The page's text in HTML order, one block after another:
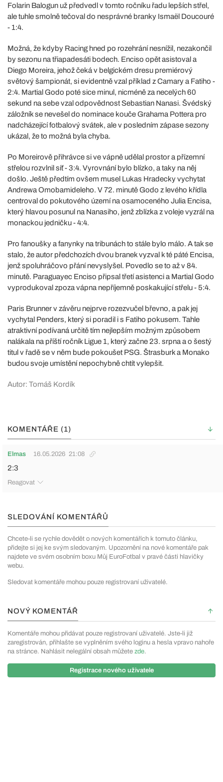
Folarin Balogun už předvedl v tomto ročníku řadu lepších střel,
ale tuhle smolně tečoval do nesprávné branky Ismaël Doucouré
- 1:4.
Možná, že kdyby Racing hned po rozehrání nesnížil, nezakončil
by sezonu na třiapadesáti bodech. Enciso opět asistoval a
Diego Moreira, jehož čeká v belgickém dresu premiérový
světový šampionát, si evidentně vzal příklad z Camary a Fatiho -
2:4. Martial Godo poté sice minul, nicméně za necelých 60
sekund na sebe vzal odpovědnost Sebastian Nanasi. Švédský
záložník se nevešel do nominace kouče Grahama Pottera pro
nadcházející fotbalový svátek, ale v posledním zápase sezony
ukázal, že to možná byla chyba.
Po Moreirově přihrávce si ve vápně udělal prostor a přízemní
střelou rozvlnil síť - 3:4. Vyrovnání bylo blízko, a taky na něj
došlo. Ještě předtím ovšem musel Lukas Hradecky vychytat
Andrewa Omobamideleho. V 72. minutě Godo z levého křídla
centroval do pokutového území na osamoceného Julia Encisa,
který hlavou posunul na Nanasiho, jenž zblízka z voleje vyzrál na
monackou jedničku - 4:4.
Pro fanoušky a fanynky na tribunách to stále bylo málo. A tak se
stalo, že autor předchozích dvou branek vyzval k té páté Encisa,
jenž spoluhráčovo přání nevyslyšel. Povedlo se to až v 84.
minutě. Paraguayec Enciso připsal třetí asistenci a Martial Godo
vyprodukoval zpoza vápna nepříjemně poskakující střelu - 5:4.
Paris Brunner v závěru nejprve rozezvučel břevno, a pak jej
vychytal Penders, který si poradil i s Fatiho pokusem. Tahle
atraktivní podívaná určitě tím nejlepším možným způsobem
nalákala na příští ročník Ligue 1, který začne 23. srpna a o šestý
titul v řadě se v něm bude pokoušet PSG. Štrasburk a Monako
budou svoje umístění nepochybně chtít vylepšit.
Autor: Tomáš Kordík
KOMENTÁŘE (1)
Elmas 16.05.2026 21:08
2:3
Reagovat
SLEDOVÁNÍ KOMENTÁŘŮ
Chcete-li se rychle dovědět o nových komentářích k tomuto článku,
přidejte si jej ke svým sledovaným. Upozornění na nové komentáře pak
najdete ve svém osobním boxu Můj EuroFotbal v pravé části hlavičky
webu.
Sledovat komentáře mohou pouze registrovaní uživatelé.
NOVÝ KOMENTÁŘ
Komentáře mohou přidávat pouze registrovaní uživatelé. Jste-li již
zaregistrován, přihlašte se vyplněním svého loginu a hesla vpravo nahoře
na stránce. Nahlásit nelegální obsah můžete zde.
Registrace nového uživatele